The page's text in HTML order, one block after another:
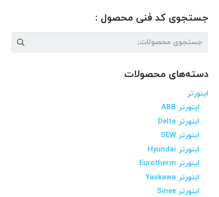
جستجوی کد فنی محصول :
جستجو
دسته‌های محصولات
اینورتر
اینورتر ABB
اینورتر Delta
اینورتر SEW
اینورتر Hyundai
اینورتر Eurotherm
اینورتر Yaskawa
اینورتر Sinee